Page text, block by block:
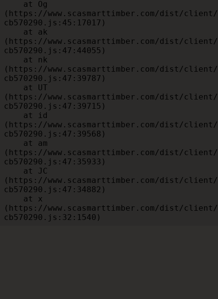
(https://www.scasmarttimber.com/dist/
cb570290.js:45:17017)
(https://www.scasmarttimber.com/dist/
cb570290.js:47:44055)
(https://www.scasmarttimber.com/dist/
cb570290.js:47:39787)
(https://www.scasmarttimber.com/dist/
cb570290.js:47:39715)
(https://www.scasmarttimber.com/dist/
cb570290.js:47:39568)
(https://www.scasmarttimber.com/dist/
cb570290.js:47:35933)
(https://www.scasmarttimber.com/dist/
cb570290.js:47:34882)
(https://www.scasmarttimber.com/dist/
cb570290.js:32:1540)